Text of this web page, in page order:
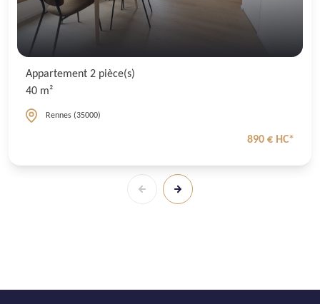
Appartement 2 pièce(s)
40 m²
Rennes (35000)
890 € HC*